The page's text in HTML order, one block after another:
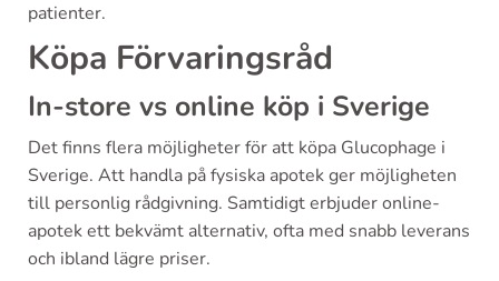
patienter.
Köpa Förvaringsråd
In-store vs online köp i Sverige
Det finns flera möjligheter för att köpa Glucophage i
Sverige. Att handla på fysiska apotek ger möjligheten
till personlig rådgivning. Samtidigt erbjuder online-
apotek ett bekvämt alternativ, ofta med snabb leverans
och ibland lägre priser.